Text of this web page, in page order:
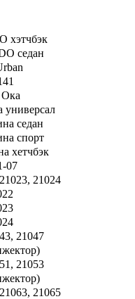
хэтчбэк
седан
универсал
седан
спорт
хетчбэк
07
21024
21047
21053
21065